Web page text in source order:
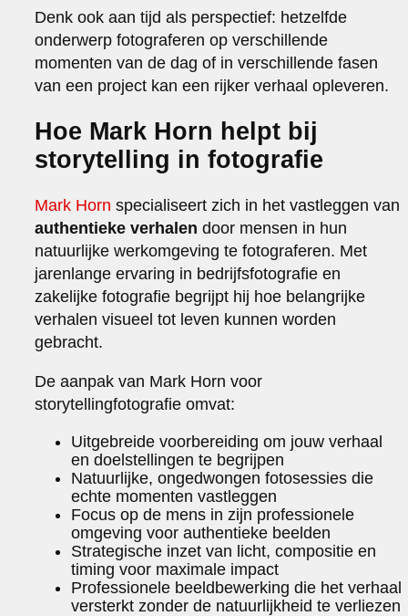
Denk ook aan tijd als perspectief: hetzelfde
onderwerp fotograferen op verschillende
momenten van de dag of in verschillende fasen
van een project kan een rijker verhaal opleveren.
Hoe Mark Horn helpt bij
storytelling in fotografie
Mark Horn specialiseert zich in het vastleggen van
authentieke verhalen door mensen in hun
natuurlijke werkomgeving te fotograferen. Met
jarenlange ervaring in bedrijfsfotografie en
zakelijke fotografie begrijpt hij hoe belangrijke
verhalen visueel tot leven kunnen worden
gebracht.
De aanpak van Mark Horn voor
storytellingfotografie omvat:
Uitgebreide voorbereiding om jouw verhaal
en doelstellingen te begrijpen
Natuurlijke, ongedwongen fotosessies die
echte momenten vastleggen
Focus op de mens in zijn professionele
omgeving voor authentieke beelden
Strategische inzet van licht, compositie en
timing voor maximale impact
Professionele beeldbewerking die het verhaal
versterkt zonder de natuurlijkheid te verliezen